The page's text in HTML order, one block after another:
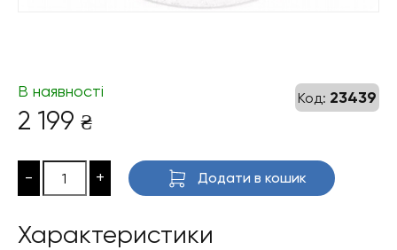
Код: 23439
В наявності
2 199 ₴
- + Додати в кошик
Характеристики